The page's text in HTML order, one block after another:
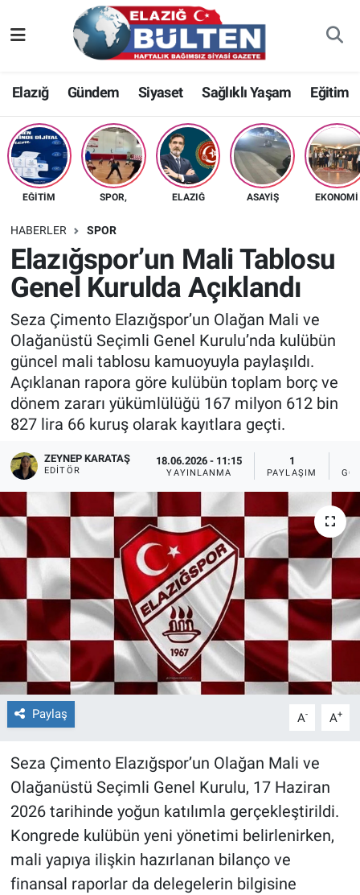
Elazığ Gündem Siyaset Sağlıklı Yaşam Eğitim
EĞITIM SPOR, ELAZIĞ ASAYIŞ EKONOMI
HABERLER SPOR
Elazığspor’un Mali Tablosu
Genel Kurulda Açıklandı
Seza Çimento Elazığspor’un Olağan Mali ve
Olağanüstü Seçimli Genel Kurulu’nda kulübün
güncel mali tablosu kamuoyuyla paylaşıldı.
Açıklanan rapora göre kulübün toplam borç ve
dönem zararı yükümlülüğü 167 milyon 612 bin
827 lira 66 kuruş olarak kayıtlara geçti.
ZEYNEP KARATAŞ
EDITÖR
18.06.2026 - 11:15
YAYINLANMA
1
PAYLAŞIM
Paylaş A- A+
Seza Çimento Elazığspor’un Olağan Mali ve
Olağanüstü Seçimli Genel Kurulu, 17 Haziran
2026 tarihinde yoğun katılımla gerçekleştirildi.
Kongrede kulübün yeni yönetimi belirlenirken,
mali yapıya ilişkin hazırlanan bilanço ve
finansal raporlar da delegelerin bilgisine
Asayiş
Bilim-Teknoloji
Eğitim
Ekonomi
Elazığ
Gündem
Sağlık
Sağlıklı Yaşam
Siyaset
Spor
Yaşam
Nöbetçi Eczaneler
Hava Durumu
Namaz Vakitleri
Trafik Durumu
Süper Lig Puan Durumu ve Fikstür
Tüm Manşetler
Haber Arşivi